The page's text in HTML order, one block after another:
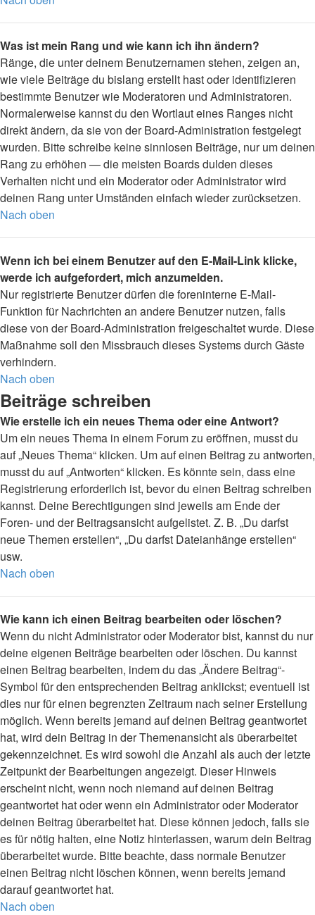
Was ist mein Rang und wie kann ich ihn ändern?
Ränge, die unter deinem Benutzernamen stehen, zeigen an,
wie viele Beiträge du bislang erstellt hast oder identifizieren
bestimmte Benutzer wie Moderatoren und Administratoren.
Normalerweise kannst du den Wortlaut eines Ranges nicht
direkt ändern, da sie von der Board-Administration festgelegt
wurden. Bitte schreibe keine sinnlosen Beiträge, nur um deinen
Rang zu erhöhen — die meisten Boards dulden dieses
Verhalten nicht und ein Moderator oder Administrator wird
deinen Rang unter Umständen einfach wieder zurücksetzen.
Nach oben
Wenn ich bei einem Benutzer auf den E-Mail-Link klicke,
werde ich aufgefordert, mich anzumelden.
Nur registrierte Benutzer dürfen die foreninterne E-Mail-
Funktion für Nachrichten an andere Benutzer nutzen, falls
diese von der Board-Administration freigeschaltet wurde. Diese
Maßnahme soll den Missbrauch dieses Systems durch Gäste
verhindern.
Nach oben
Beiträge schreiben
Wie erstelle ich ein neues Thema oder eine Antwort?
Um ein neues Thema in einem Forum zu eröffnen, musst du
auf „Neues Thema“ klicken. Um auf einen Beitrag zu antworten,
musst du auf „Antworten“ klicken. Es könnte sein, dass eine
Registrierung erforderlich ist, bevor du einen Beitrag schreiben
kannst. Deine Berechtigungen sind jeweils am Ende der
Foren- und der Beitragsansicht aufgelistet. Z. B. „Du darfst
neue Themen erstellen“, „Du darfst Dateianhänge erstellen“
usw.
Nach oben
Wie kann ich einen Beitrag bearbeiten oder löschen?
Wenn du nicht Administrator oder Moderator bist, kannst du nur
deine eigenen Beiträge bearbeiten oder löschen. Du kannst
einen Beitrag bearbeiten, indem du das „Ändere Beitrag“-
Symbol für den entsprechenden Beitrag anklickst; eventuell ist
dies nur für einen begrenzten Zeitraum nach seiner Erstellung
möglich. Wenn bereits jemand auf deinen Beitrag geantwortet
hat, wird dein Beitrag in der Themenansicht als überarbeitet
gekennzeichnet. Es wird sowohl die Anzahl als auch der letzte
Zeitpunkt der Bearbeitungen angezeigt. Dieser Hinweis
erscheint nicht, wenn noch niemand auf deinen Beitrag
geantwortet hat oder wenn ein Administrator oder Moderator
deinen Beitrag überarbeitet hat. Diese können jedoch, falls sie
es für nötig halten, eine Notiz hinterlassen, warum dein Beitrag
überarbeitet wurde. Bitte beachte, dass normale Benutzer
einen Beitrag nicht löschen können, wenn bereits jemand
darauf geantwortet hat.
Nach oben